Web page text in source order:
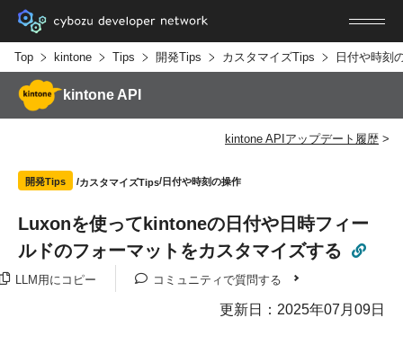
Top kintone Tips 開発Tips カスタマイズTips 日付や時刻
kintone API
kintone APIアップデート履歴
開発Tips カスタマイズTips 日付や時刻の操作
Luxonを使ってkintoneの日付や日時フィー
ルドのフォーマットをカスタマイズする
LLM用にコピー コミュニティで質問する
更新日：2025年07月09日